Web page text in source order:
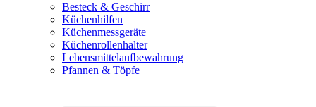
Besteck & Geschirr
Küchenhilfen
Küchenmessgeräte
Küchenrollenhalter
Lebensmittelaufbewahrung
Pfannen & Töpfe